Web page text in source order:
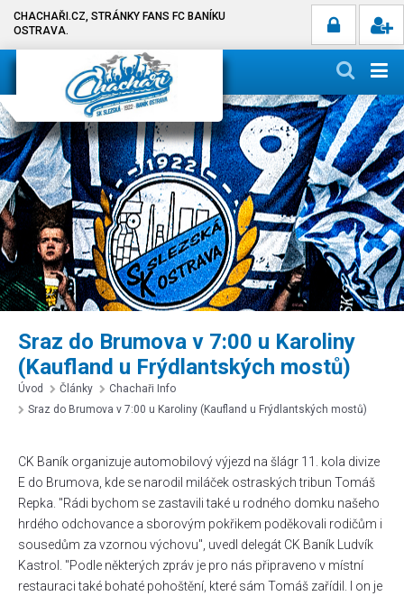
CHACHAŘI.CZ, STRÁNKY FANS FC BANÍKU
OSTRAVA.
Sraz do Brumova v 7:00 u Karoliny
(Kaufland u Frýdlantských mostů)
Úvod Články
Chachaři Info
Sraz do Brumova v 7:00 u Karoliny (Kaufland u Frýdlantských mostů)
CK Baník organizuje automobilový výjezd na šlágr 11. kola divize
E do Brumova, kde se narodil miláček ostraských tribun Tomáš
Repka. "Rádi bychom se zastavili také u rodného domku našeho
hrdého odchovance a sborovým pokřikem poděkovali rodičům i
sousedům za vzornou výchovu", uvedl delegát CK Baník Ludvík
Kastrol. "Podle některých zpráv je pro nás připraveno v místní
restauraci také bohaté pohoštění, které sám Tomáš zařídil. I on je